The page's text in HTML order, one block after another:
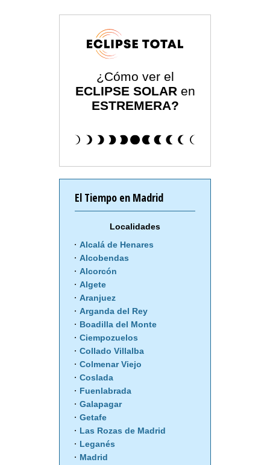
¿Cómo ver el
ECLIPSE SOLAR en
ESTREMERA?
El Tiempo en Madrid
Localidades
Alcalá de Henares
Alcobendas
Alcorcón
Algete
Aranjuez
Arganda del Rey
Boadilla del Monte
Ciempozuelos
Collado Villalba
Colmenar Viejo
Coslada
Fuenlabrada
Galapagar
Getafe
Las Rozas de Madrid
Leganés
Madrid